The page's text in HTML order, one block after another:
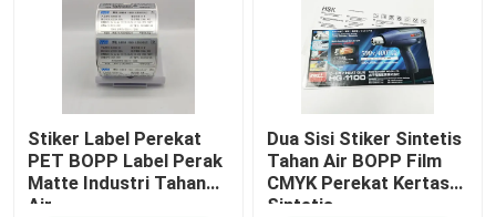
Stiker Label Perekat
PET BOPP Label Perak
Matte Industri Tahan
Air
Dua Sisi Stiker Sintetis
Tahan Air BOPP Film
CMYK Perekat Kertas
Sintetis